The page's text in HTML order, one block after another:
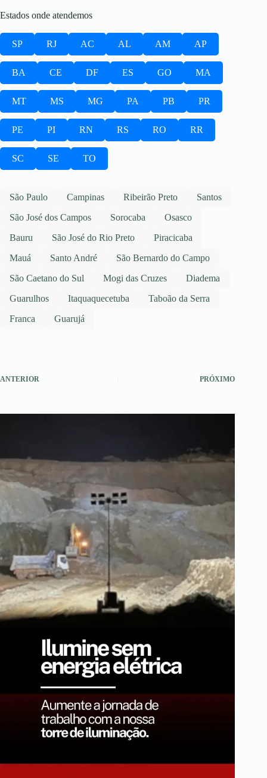
Estados onde atendemos
SP RJ AC AL AM AP
BA CE DF ES GO MA
MT MS MG PA PB PR
PE PI RN RS RO RR
SC SE TO
São Paulo Campinas Ribeirão Preto
Santos
São José dos Campos
Sorocaba
Osasco
Bauru
São José do Rio Preto
Piracicaba
Mauá
Santo André
São Bernardo do Campo
São Caetano do Sul
Mogi das Cruzes
Diadema
Guarulhos
Itaquaquecetuba
Taboão da Serra
Franca
Guarujá
ANTERIOR PRÓXIMO